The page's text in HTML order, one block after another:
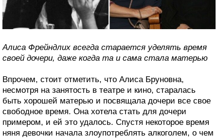
Алиса Фрейндлих всегда старается уделять время
своей дочери, даже когда та и сама стала матерью
Впрочем, стоит отметить, что Алиса Бруновна,
несмотря на занятость в театре и кино, старалась
быть хорошей матерью и посвящала дочери все свое
свободное время. Она хотела стать для дочери
примером, и ей это удалось. Спустя некоторое время
няня девочки начала злоупотреблять алкоголем, о чем